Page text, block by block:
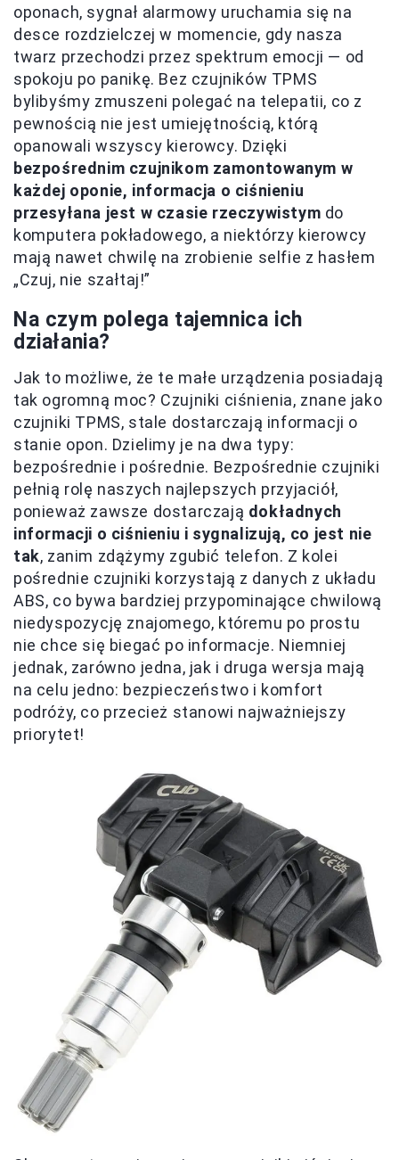
oponach, sygnał alarmowy uruchamia się na
desce rozdzielczej w momencie, gdy nasza
twarz przechodzi przez spektrum emocji — od
spokoju po panikę. Bez czujników TPMS
bylibyśmy zmuszeni polegać na telepatii, co z
pewnością nie jest umiejętnością, którą
opanowali wszyscy kierowcy. Dzięki
bezpośrednim czujnikom zamontowanym w
każdej oponie, informacja o ciśnieniu
przesyłana jest w czasie rzeczywistym do
komputera pokładowego, a niektórzy kierowcy
mają nawet chwilę na zrobienie selfie z hasłem
„Czuj, nie szałtaj!”
Na czym polega tajemnica ich
działania?
Jak to możliwe, że te małe urządzenia posiadają
tak ogromną moc? Czujniki ciśnienia, znane jako
czujniki TPMS, stale dostarczają informacji o
stanie opon. Dzielimy je na dwa typy:
bezpośrednie i pośrednie. Bezpośrednie czujniki
pełnią rolę naszych najlepszych przyjaciół,
ponieważ zawsze dostarczają dokładnych
informacji o ciśnieniu i sygnalizują, co jest nie
tak, zanim zdążymy zgubić telefon. Z kolei
pośrednie czujniki korzystają z danych z układu
ABS, co bywa bardziej przypominające chwilową
niedyspozycję znajomego, któremu po prostu
nie chce się biegać po informacje. Niemniej
jednak, zarówno jedna, jak i druga wersja mają
na celu jedno: bezpieczeństwo i komfort
podróży, co przecież stanowi najważniejszy
priorytet!